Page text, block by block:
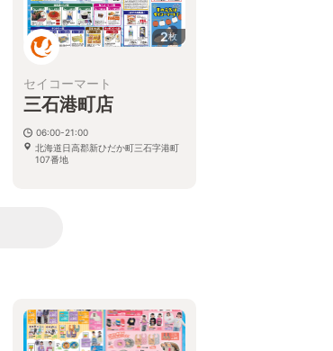
2枚
セイコーマート
三石港町店
06:00-21:00
北海道日高郡新ひだか町三石字港町
107番地